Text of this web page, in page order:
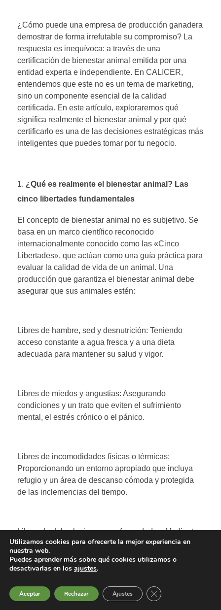
¿Cómo puede una empresa de producción ganadera
demostrar de forma irrefutable su compromiso? La
respuesta es inequívoca: a través de una
certificación de bienestar animal emitida por una
entidad experta e independiente. En CALICER,
entendemos que este no es un tema de marketing,
sino un componente esencial de la calidad
certificada. En este artículo, exploraremos qué
significa realmente el bienestar animal y por qué
certificarlo es una de las decisiones estratégicas más
inteligentes que puedes tomar por tu negocio.
¿Qué es realmente el bienestar animal? Las
cinco libertades fundamentales
El concepto de bienestar animal no es subjetivo. Se
basa en un marco científico reconocido
internacionalmente conocido como las «Cinco
Libertades», que actúan como una guía práctica para
evaluar la calidad de vida de un animal. Una
producción que garantiza el bienestar animal debe
asegurar que sus animales estén:
Libres de hambre, sed y desnutrición: Teniendo
acceso constante a agua fresca y a una dieta
adecuada para mantener su salud y vigor.
Libres de miedos y angustias: Asegurando
condiciones y un trato que eviten el sufrimiento
mental, el estrés crónico o el pánico.
Libres de incomodidades físicas o térmicas:
Proporcionando un entorno apropiado que incluya
refugio y un área de descanso cómoda y protegida
de las inclemencias del tiempo.
Libres de dolor, lesiones o enfermedades: Mediante
la prevención, el diagnóstico rápido y el tratamiento
adecuado de problemas de salud.
Libres para expresar las pautas propias de
Utilizamos cookies para ofrecerte la mejor experiencia en
nuestra web.
Puedes aprender más sobre qué cookies utilizamos o
desactivarlas en los ajustes.
Aceptar Rechazar Ajustes Cerrar el banner de